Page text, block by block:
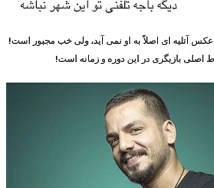
آتلیه ای اصلاً به او نمی آید، ولی خب مجبور است!
اصلی بازیگری در این دوره و زمانه است!